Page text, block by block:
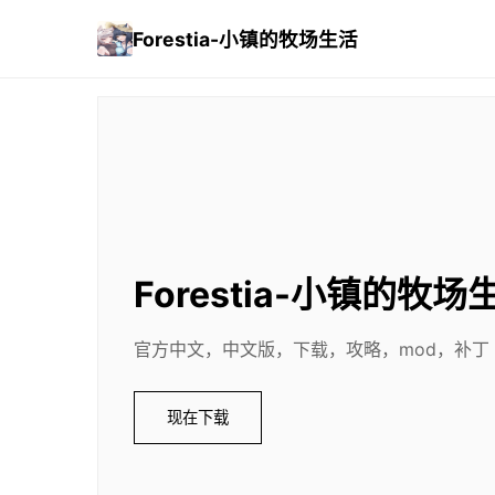
Forestia-小镇的牧场生活
Forestia-小镇的牧场
官方中文，中文版，下载，攻略，mod，补丁
现在下载